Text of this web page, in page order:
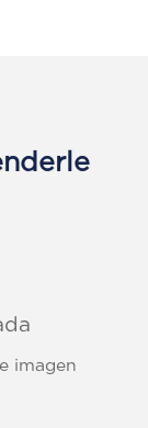
imagen